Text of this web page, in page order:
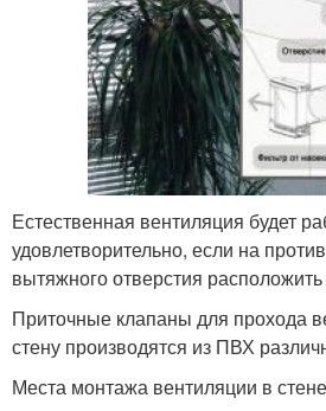
Естественная вентиляция будет
удовлетворительно, если на
вытяжного отверстия
Приточные клапаны для прохода
стену производятся из ПВХ
Места монтажа вентиляции в